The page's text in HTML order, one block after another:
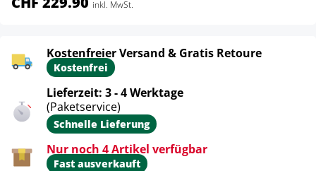
inkl. MwSt.
Kostenfreier Versand & Gratis Retoure
Kostenfrei
Lieferzeit: 3 - 4 Werktage
(Paketservice)
Schnelle Lieferung
Nur noch 4 Artikel verfügbar
Fast ausverkauft